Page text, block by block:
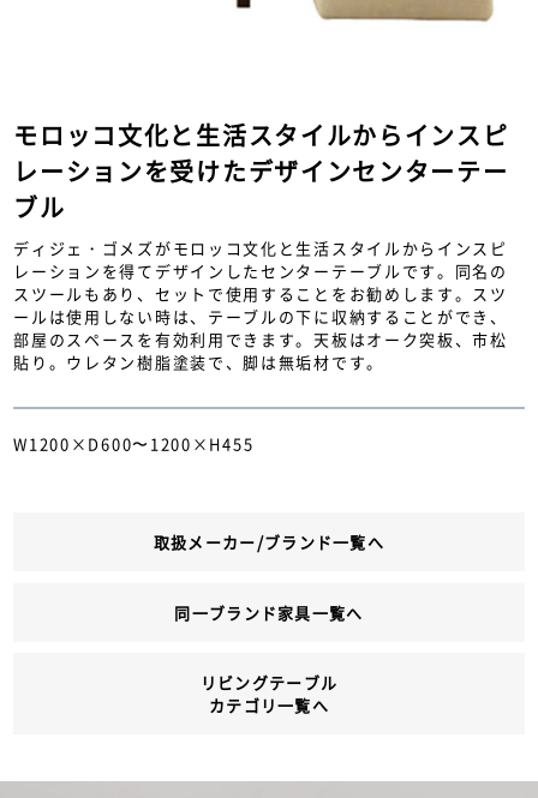
モロッコ文化と生活スタイルからインスピ
レーションを受けたデザインセンターテー
ブル
ディジェ・ゴメズがモロッコ文化と生活スタイルからインスピ
レーションを得てデザインしたセンターテーブルです。同名の
スツールもあり、セットで使用することをお勧めします。スツ
ールは使用しない時は、テーブルの下に収納することができ、
部屋のスペースを有効利用できます。天板はオーク突板、市松
貼り。ウレタン樹脂塗装で、脚は無垢材です。
W1200×D600〜1200×H455
取扱メーカー/ブランド一覧へ
同一ブランド家具一覧へ
リビングテーブル
カテゴリ一覧へ